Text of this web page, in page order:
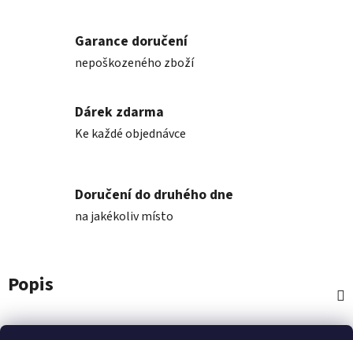
Garance doručení
nepoškozeného zboží
Dárek zdarma
Ke každé objednávce
Doručení do druhého dne
na jakékoliv místo
Popis
Diskuze